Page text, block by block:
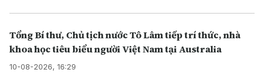
Tổng Bí thư, Chủ tịch nước Tô Lâm tiếp trí thức, nhà
khoa học tiêu biểu người Việt Nam tại Australia
10-08-2026, 16:29